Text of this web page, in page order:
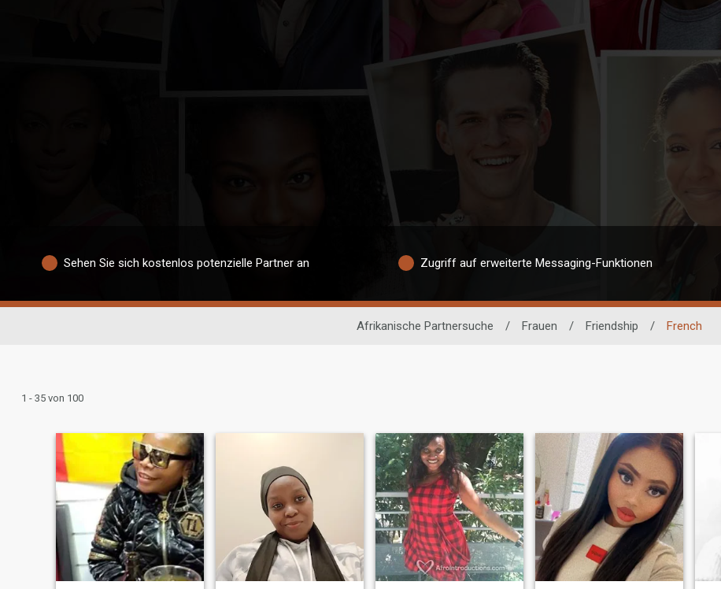
Sehen Sie sich kostenlos potenzielle Partner an Zugriff auf erweiterte Messaging-Funktionen
Afrikanische Partnersuche / Frauen / Friendship / French
1 - 35 von 100